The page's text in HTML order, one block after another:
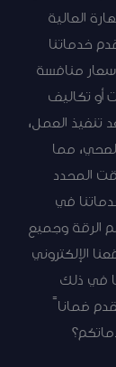
العالية
التقنيات والأساليب في المجال. خدمة على مدار 24 ساعة نقدم خدماتنا
منافسة
أو تكاليف
تنفيذ العمل،
مما
المحدد
في
الرقة وجميع
للحصول على خدمات سباكة وصرف صحي احترافية 50267365 زيارة موقعنا الإلكتروني
أيام الأسبوع، بما في ذلك
ضماناً